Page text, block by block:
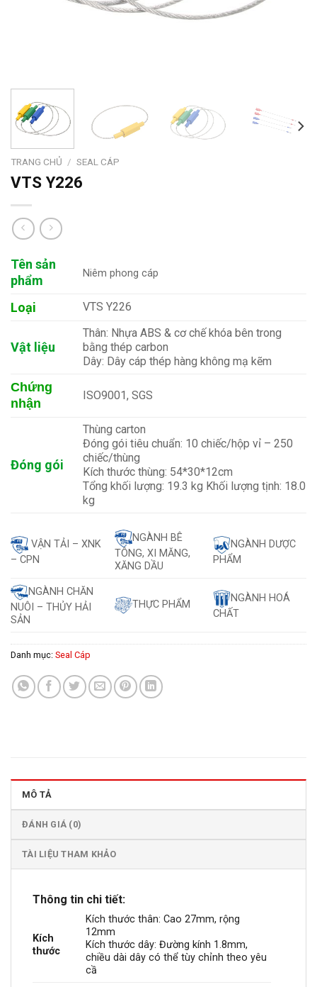
TRANG CHỦ / SEAL CÁP
VTS Y226
Tên sản
phẩm
Niêm phong cáp
Loại VTS Y226
Vật liệu
Thân: Nhựa ABS & cơ chế khóa bên trong
bằng thép carbon
Dây: Dây cáp thép hàng không mạ kẽm
Chứng
nhận
ISO9001, SGS
Đóng gói
Thùng carton
Đóng gói tiêu chuẩn: 10 chiếc/hộp vỉ – 250
chiếc/thùng
Kích thước thùng: 54*30*12cm
Tổng khối lượng: 19.3 kg Khối lượng tịnh: 18.0
kg
VẬN TẢI – XNK
– CPN
NGÀNH BÊ
TÔNG, XI MĂNG,
XĂNG DẦU
NGÀNH DƯỢC
PHẨM
NGÀNH CHĂN
NUÔI – THỦY HẢI
SẢN
THỰC PHẨM
NGÀNH HOÁ
CHẤT
Danh mục: Seal Cáp
MÔ TẢ
ĐÁNH GIÁ (0)
TÀI LIỆU THAM KHẢO
Thông tin chi tiết:
Kích
thước
Kích thước thân: Cao 27mm, rộng
12mm
Kích thước dây: Đường kính 1.8mm,
chiều dài dây có thể tùy chỉnh theo yêu
cầ